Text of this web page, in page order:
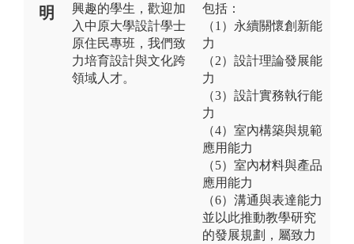
明
興趣的學生，歡迎加
入中原大學設計學士
原住民專班，我們致
力培育設計與文化跨
領域人才。
包括：
（1）永續關懷創新能
力
（2）設計理論發展能
力
（3）設計實務執行能
力
（4）室內構築與規範
應用能力
（5）室內材料與產品
應用能力
（6）溝通與表達能力
並以此推動教學研究
的發展規劃，屬致力